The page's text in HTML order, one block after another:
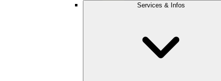
Services & Infos